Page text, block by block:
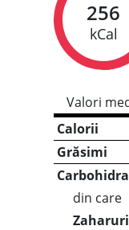
256
kCal
Valori
Calorii
Grăsimi
din care
Zaharuri